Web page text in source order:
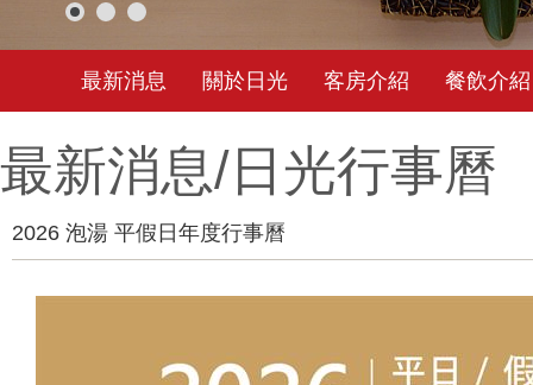
最新消息 關於日光 客房介紹 餐飲介紹
最新消息/日光行事曆
2026 泡湯 平假日年度行事曆